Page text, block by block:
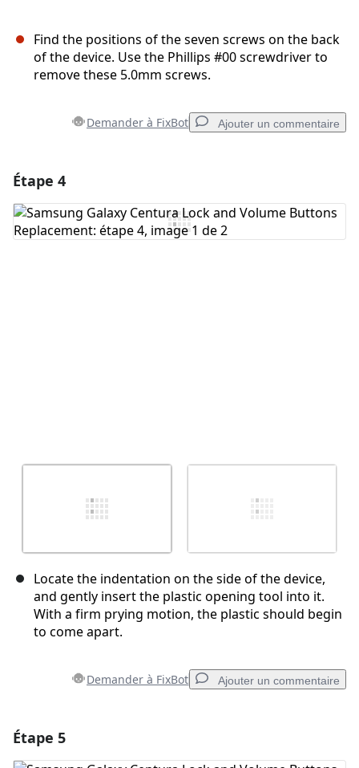
Find the positions of the seven screws on the back
of the device. Use the Phillips #00 screwdriver to
remove these 5.0mm screws.
Demander à FixBot Ajouter un commentaire
Ajouter un commentaire
Étape 4
Locate the indentation on the side of the device,
and gently insert the plastic opening tool into it.
With a firm prying motion, the plastic should begin
to come apart.
Demander à FixBot Ajouter un commentaire
Étape 5